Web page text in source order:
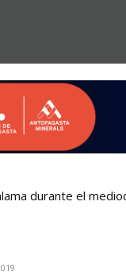
durante el